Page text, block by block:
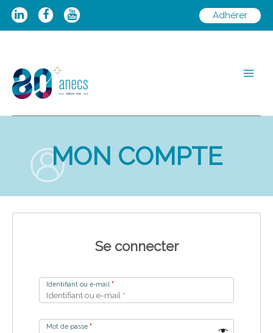
Aller
Adhérer
MON COMPTE
Se connecter
Identifiant ou e-mail *
Mot de passe *